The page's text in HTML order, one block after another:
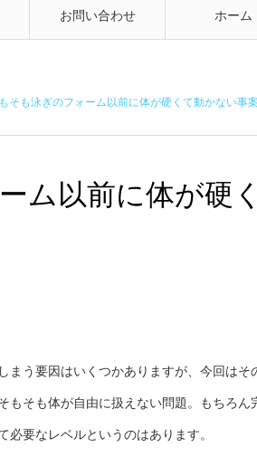
お問い合わせ ホーム
そも泳ぎのフォーム以前に体が硬くて動かない事
ム以前に体が硬
まう要因はいくつかありますが、今回はそ
もそも体が自由に扱えない問題。もちろん
要なレベルというのはあります。